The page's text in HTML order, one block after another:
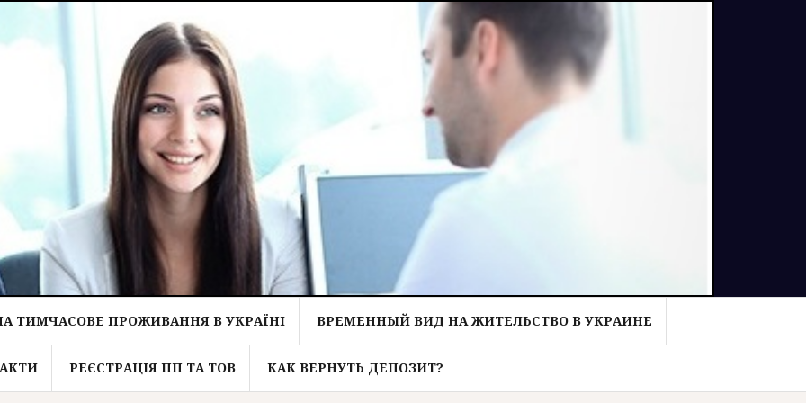
ТИМЧАСОВЕ ПРОЖИВАННЯ В УКРАЇНІ ВРЕМЕННЫЙ ВИД НА ЖИТЕЛЬСТВО В УКРАИНЕ
РЕЄСТРАЦІЯ ПП ТА ТОВ КАК ВЕРНУТЬ ДЕПОЗИТ?